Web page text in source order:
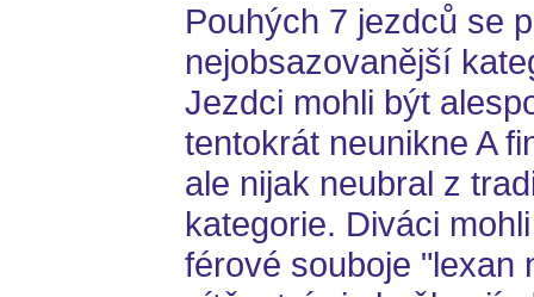
Pouhých 7 jezdců se
nejobsazovanější
Jezdci mohli být
tentokrát neunikne A
ale nijak neubral z
kategorie. Diváci
férové souboje "lexan